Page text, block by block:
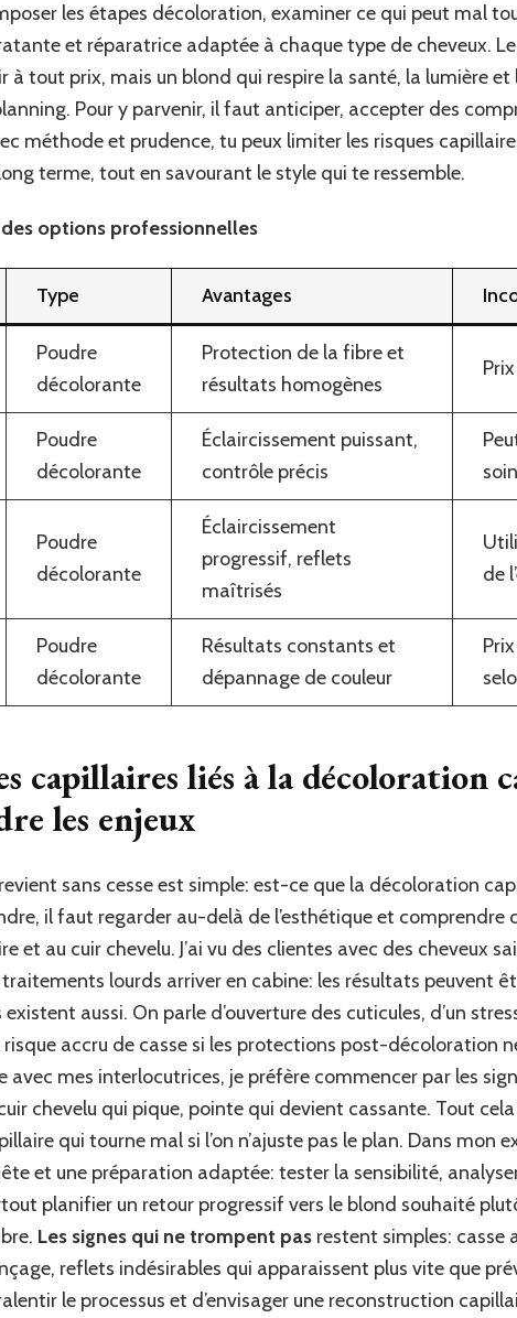
les étapes décoloration, examiner ce qui peut mal
et réparatrice adaptée à chaque type de cheveux. Le
à tout prix, mais un blond qui respire la santé, la lumière
Pour y parvenir, il faut anticiper, accepter des
méthode et prudence, tu peux limiter les risques
terme, tout en savourant le style qui te ressemble.
options professionnelles
Type Avantages
Poudre
décolorante
Protection de la fibre et
résultats homogènes
Poudre
décolorante
Éclaircissement puissant,
contrôle précis
Poudre
décolorante
Éclaircissement
progressif, reflets
maîtrisés
de
Poudre
décolorante
Résultats constants et
dépannage de couleur
capillaires liés à la décoloration
les enjeux
sans cesse est simple: est-ce que la décoloration
il faut regarder au-delà de l’esthétique et comprendre
et au cuir chevelu. J’ai vu des clientes avec des cheveux
lourds arriver en cabine: les résultats peuvent
aussi. On parle d’ouverture des cuticules, d’un
risque accru de casse si les protections post-décoloration
avec mes interlocutrices, je préfère commencer par les
chevelu qui pique, pointe qui devient cassante. Tout
qui tourne mal si l’on n’ajuste pas le plan. Dans mon
et une préparation adaptée: tester la sensibilité,
planifier un retour progressif vers le blond souhaité
Les signes qui ne trompent pas restent simples: casse
reflets indésirables qui apparaissent plus vite que
le processus et d’envisager une reconstruction